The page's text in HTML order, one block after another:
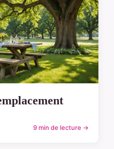
9 min de lecture →